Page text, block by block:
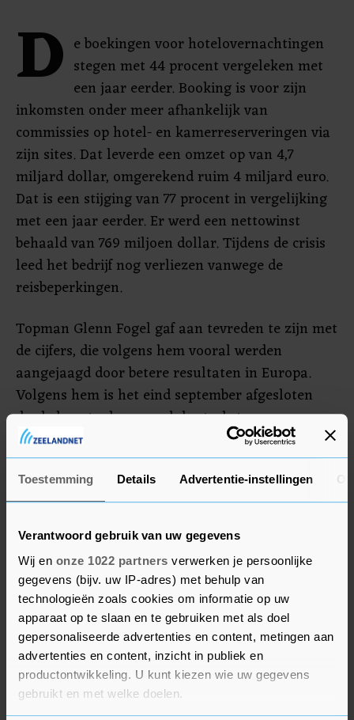
Toestemming Details Advertentie-instellingen
Verantwoord gebruik van uw gegevens
Wij en onze 1022 partners verwerken je persoonlijke
gegevens (bijv. uw IP-adres) met behulp van
technologieën zoals cookies om informatie op uw
apparaat op te slaan en te gebruiken met als doel
gepersonaliseerde advertenties en content, metingen aan
advertenties en content, inzicht in publiek en
productontwikkeling. U kunt kiezen wie uw gegevens
gebruikt en met welke doelen.
D e boekingen voor hotelovernachtingen
stegen met 44 procent vergeleken met
een jaar eerder. Booking is voor zijn
inkomsten onder meer afhankelijk van
commissies op hotel- en kamerreserveringen via
zijn sites. Dat leverde een omzet op van 4,7
miljard dollar, omgerekend ruim 4 miljard euro.
Dat is een stijging van 77 procent in vergelijking
met een jaar eerder. Er werd een nettowinst
behaald van 769 miljoen dollar. Tijdens de crisis
leed het bedrijf nog verliezen vanwege de
reisbeperkingen.
Topman Glenn Fogel gaf aan tevreden te zijn met
de cijfers, die volgens hem vooral werden
aangejaagd door betere resultaten in Europa.
Volgens hem is het eind september afgesloten
derde kwartaal normaal de sterkste
seizoensperiode voor het bedrijf. "We zijn
bemoedigd door de tekenen van herstel in vele
delen van de wereld", aldus Fogel in een
toelichting.